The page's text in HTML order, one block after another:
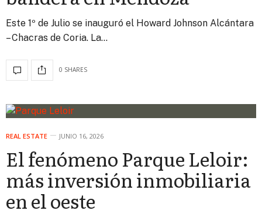
Este 1º de Julio se inauguró el Howard Johnson Alcántara
– Chacras de Coria. La…
0 SHARES
REAL ESTATE JUNIO 16, 2026
El fenómeno Parque Leloir:
más inversión inmobiliaria
en el oeste